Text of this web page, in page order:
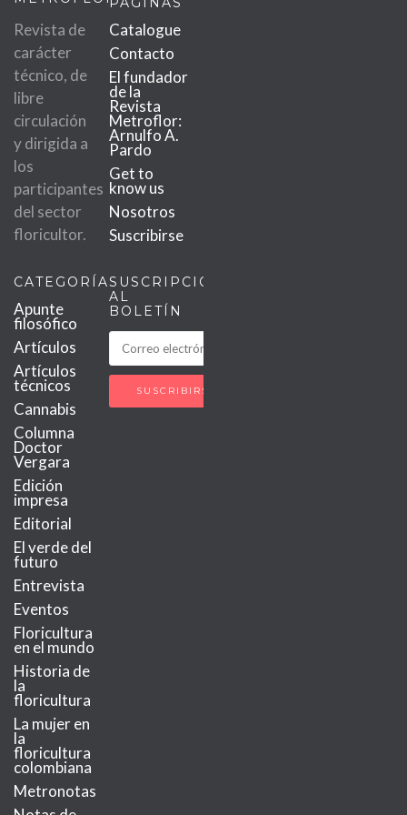
Revista de
carácter
técnico, de
libre
circulación
y dirigida a
los
participantes
del sector
floricultor.
Catalogue
Contacto
El fundador
de la
Revista
Metroflor:
Arnulfo A.
Pardo
Get to
know us
Nosotros
Suscribirse
CATEGORÍAS
Apunte
filosófico
Artículos
Artículos
técnicos
Cannabis
Columna
Doctor
Vergara
Edición
impresa
Editorial
El verde del
futuro
Entrevista
Eventos
Floricultura
en el mundo
Historia de
la
floricultura
La mujer en
la
floricultura
colombiana
Metronotas
SUSCRIPCIÓN
AL
BOLETÍN